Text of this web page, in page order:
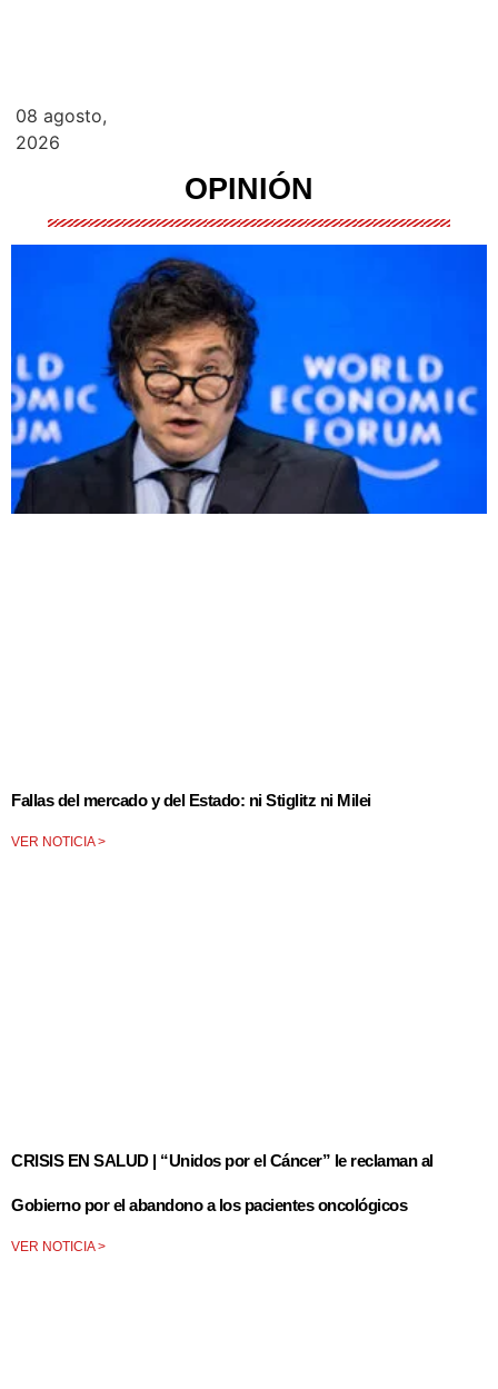
08 agosto,
2026
OPINIÓN
Fallas del mercado y del Estado: ni Stiglitz ni Milei
VER NOTICIA >
CRISIS EN SALUD | “Unidos por el Cáncer” le reclaman al
Gobierno por el abandono a los pacientes oncológicos
VER NOTICIA >